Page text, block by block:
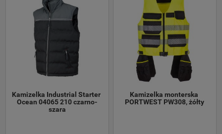
Kamizelka Industrial Starter
Ocean 04065 210 czarno-
szara
Kamizelka monterska
PORTWEST PW308, żółty